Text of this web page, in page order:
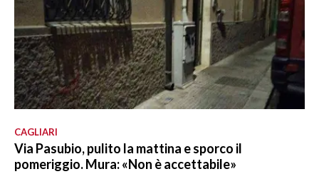
CAGLIARI
Via Pasubio, pulito la mattina e sporco il
pomeriggio. Mura: «Non è accettabile»